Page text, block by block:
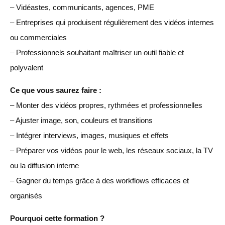
– Vidéastes, communicants, agences, PME
– Entreprises qui produisent régulièrement des vidéos internes
ou commerciales
– Professionnels souhaitant maîtriser un outil fiable et
polyvalent
Ce que vous saurez faire :
– Monter des vidéos propres, rythmées et professionnelles
– Ajuster image, son, couleurs et transitions
– Intégrer interviews, images, musiques et effets
– Préparer vos vidéos pour le web, les réseaux sociaux, la TV
ou la diffusion interne
– Gagner du temps grâce à des workflows efficaces et
organisés
Pourquoi cette formation ?